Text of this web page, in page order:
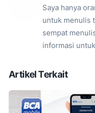
Saya hanya
untuk menulis
sempat
informasi
Artikel Terkait